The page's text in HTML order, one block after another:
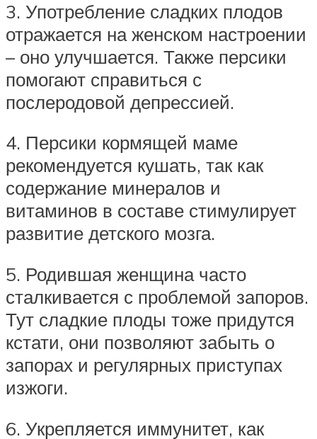
3. Употребление сладких плодов
отражается на женском настроении
– оно улучшается. Также персики
помогают справиться с
послеродовой депрессией.
4. Персики кормящей маме
рекомендуется кушать, так как
содержание минералов и
витаминов в составе стимулирует
развитие детского мозга.
5. Родившая женщина часто
сталкивается с проблемой запоров.
Тут сладкие плоды тоже придутся
кстати, они позволяют забыть о
запорах и регулярных приступах
изжоги.
6. Укрепляется иммунитет, как